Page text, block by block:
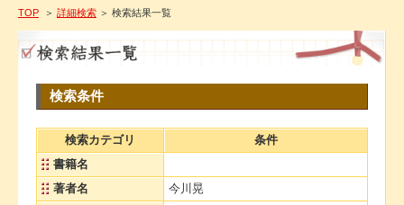
TOP ＞ 詳細検索 ＞ 検索結果一覧
検索条件
検索カテゴリ
条件
書籍名
著者名
今川晃